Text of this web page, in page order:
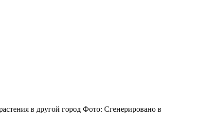
в другой город Фото: Сгенерировано в